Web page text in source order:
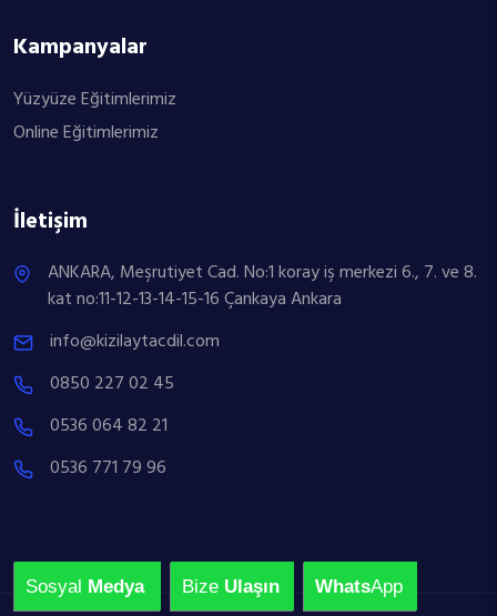
Kampanyalar
Yüzyüze Eğitimlerimiz
Online Eğitimlerimiz
İletişim
ANKARA, Meşrutiyet Cad. No:1 koray iş merkezi 6., 7. ve 8.
kat no:11-12-13-14-15-16 Çankaya Ankara
info@kizilaytacdil.com
0850 227 02 45
0536 064 82 21
0536 771 79 96
Sosyal Medya Bize Ulaşın WhatsApp